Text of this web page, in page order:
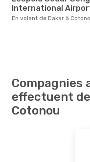
International
En volant de Dakar à
Compagnies
effectuent
Cotonou